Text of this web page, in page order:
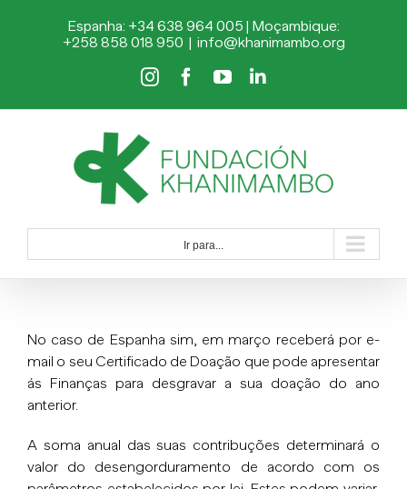
Espanha: +34 638 964 005 | Moçambique:
+258 858 018 950 | info@khanimambo.org
InstagramFacebook
YouTubeLinkedIn
Ir para...
No caso de Espanha sim, em março receberá por e-
mail o seu Certificado de Doação que pode apresentar
ás Finanças para desgravar a sua doação do ano
anterior.
A soma anual das suas contribuções determinará o
valor do desengorduramento de acordo com os